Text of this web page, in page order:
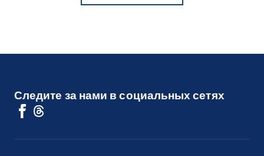
Следите за нами в социальных сетях